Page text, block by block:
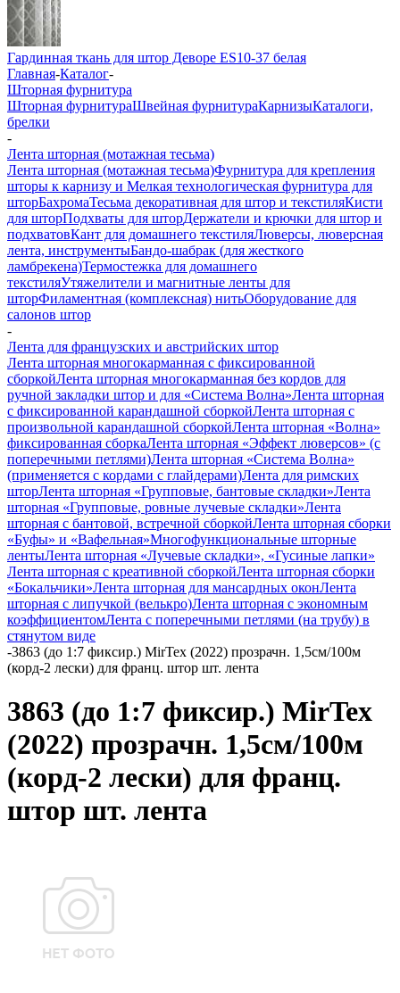
Гардинная ткань для штор Деворе ES10-37 белая
Главная-Каталог-
Шторная фурнитура
Шторная фурнитураШвейная фурнитураКарнизыКаталоги,
брелки
-
Лента шторная (мотажная тесьма)
Лента шторная (мотажная тесьма)Фурнитура для крепления
шторы к карнизу и Мелкая технологическая фурнитура для
шторБахромаТесьма декоративная для штор и текстиляКисти
для шторПодхваты для шторДержатели и крючки для штор и
подхватовКант для домашнего текстиляЛюверсы, люверсная
лента, инструментыБандо-шабрак (для жесткого
ламбрекена)Термостежка для домашнего
текстиляУтяжелители и магнитные ленты для
шторФиламентная (комплексная) нитьОборудование для
салонов штор
-
Лента для французских и австрийских штор
Лента шторная многокарманная с фиксированной
сборкойЛента шторная многокарманная без кордов для
ручной закладки штор и для «Система Волна»Лента шторная
с фиксированной карандашной сборкойЛента шторная с
произвольной карандашной сборкойЛента шторная «Волна»
фиксированная сборкаЛента шторная «Эффект люверсов» (с
поперечными петлями)Лента шторная «Система Волна»
(применяется с кордами с глайдерами)Лента для римских
шторЛента шторная «Групповые, бантовые складки»Лента
шторная «Групповые, ровные лучевые складки»Лента
шторная с бантовой, встречной сборкойЛента шторная сборки
«Буфы» и «Вафельная»Многофункциональные шторные
лентыЛента шторная «Лучевые складки», «Гусиные лапки»
Лента шторная с креативной сборкойЛента шторная сборки
«Бокальчики»Лента шторная для мансардных оконЛента
шторная с липучкой (велькро)Лента шторная с экономным
коэффициентомЛента с поперечными петлями (на трубу) в
стянутом виде
-3863 (до 1:7 фиксир.) MirTex (2022) прозрачн. 1,5см/100м
(корд-2 лески) для франц. штор шт. лента
3863 (до 1:7 фиксир.) MirTex
(2022) прозрачн. 1,5см/100м
(корд-2 лески) для франц.
штор шт. лента